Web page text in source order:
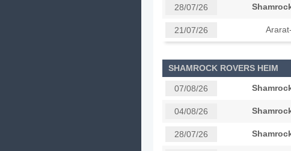
28/07/26
21/07/26
SHAMROCK ROVERS HEIM
07/08/26
04/08/26
28/07/26